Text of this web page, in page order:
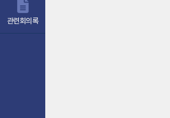
관련회의록